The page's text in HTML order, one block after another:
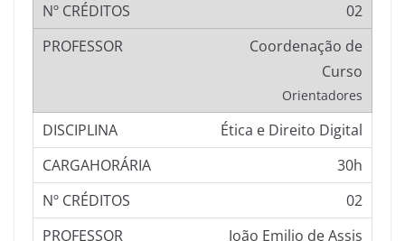
02
Coordenação de
Curso
Orientadores
Ética e Direito Digital
30h
02
João Emilio de Assis